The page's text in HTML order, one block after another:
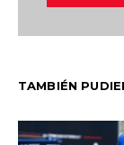
TAMBIÉN